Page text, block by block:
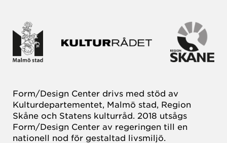
Form/Design Center drivs med stöd av
Kulturdepartementet, Malmö stad, Region
Skåne och Statens kulturråd. 2018 utsågs
Form/Design Center av regeringen till en
nationell nod för gestaltad livsmiljö.